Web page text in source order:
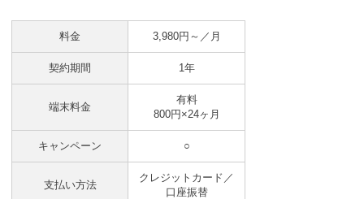
料金 3,980円～／月
契約期間 1年
端末料金
有料
800円×24ヶ月
キャンペーン ○
支払い方法
クレジットカード／
口座振替